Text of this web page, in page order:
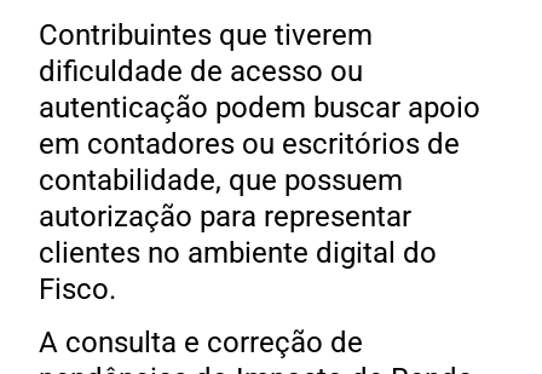
Contribuintes que tiverem
dificuldade de acesso ou
autenticação podem buscar apoio
em contadores ou escritórios de
contabilidade, que possuem
autorização para representar
clientes no ambiente digital do
Fisco.
A consulta e correção de